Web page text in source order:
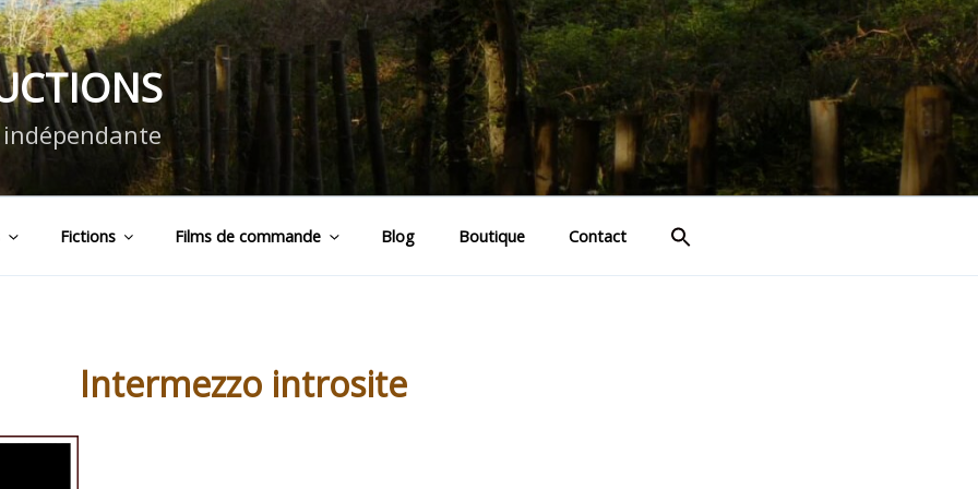
Fictions Films de commande Blog Boutique Contact
Intermezzo introsite